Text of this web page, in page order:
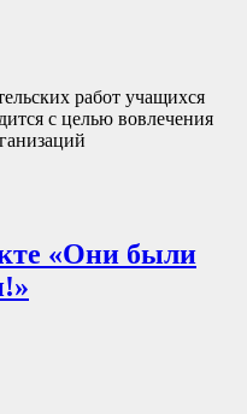
работ учащихся
с целью вовлечения
«Они были